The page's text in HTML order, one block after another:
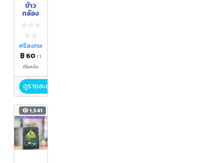
ข้าว
กล้อง
ศรีสะเกษ
฿ 60/ 1
กิโลกรัม
ดูรายละเอียด
1,541